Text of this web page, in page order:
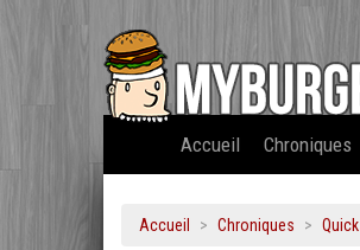
Accueil Chroniques
Accueil Chroniques Quick